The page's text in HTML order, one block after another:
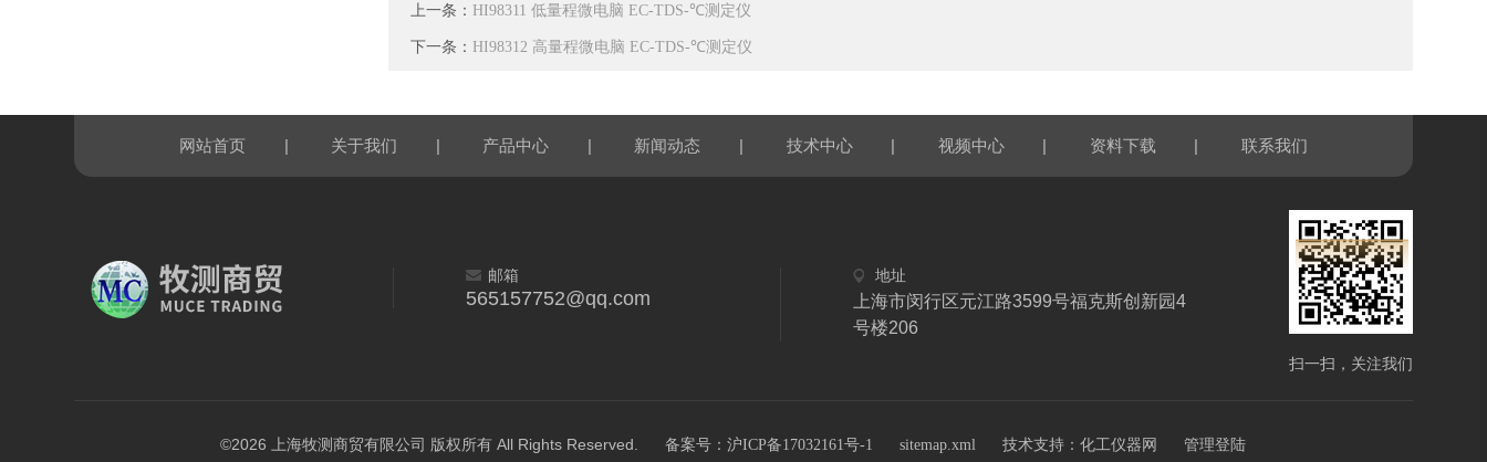
上一条： HI98311 低量程微电脑 EC-TDS-℃测定仪
下一条： HI98312 高量程微电脑 EC-TDS-℃测定仪
网站首页 | 关于我们 | 产品中心 | 新闻动态 | 技术中心 | 视频中心 | 资料下载 | 联系我们
邮箱
565157752@qq.com
地址
上海市闵行区元江路3599号福克斯创新园4
号楼206
扫一扫，关注我们
©2026 上海牧测商贸有限公司 版权所有 All Rights Reserved. 备案号：沪ICP备17032161号-1 sitemap.xml 技术支持： 化工仪器网 管理登陆